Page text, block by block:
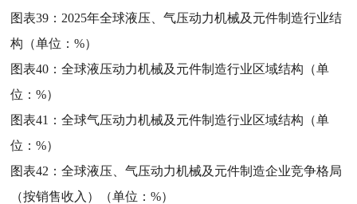
图表39： 2025年全球液压、气压动力机械及元件制造行业结
构（单位：%）
图表40：全球液压动力机械及元件制造行业区域结构（单
位：%）
图表41：全球气压动力机械及元件制造行业区域结构（单
位：%）
图表42：全球液压、气压动力机械及元件制造企业竞争格局
（按销售收入）（单位：%）